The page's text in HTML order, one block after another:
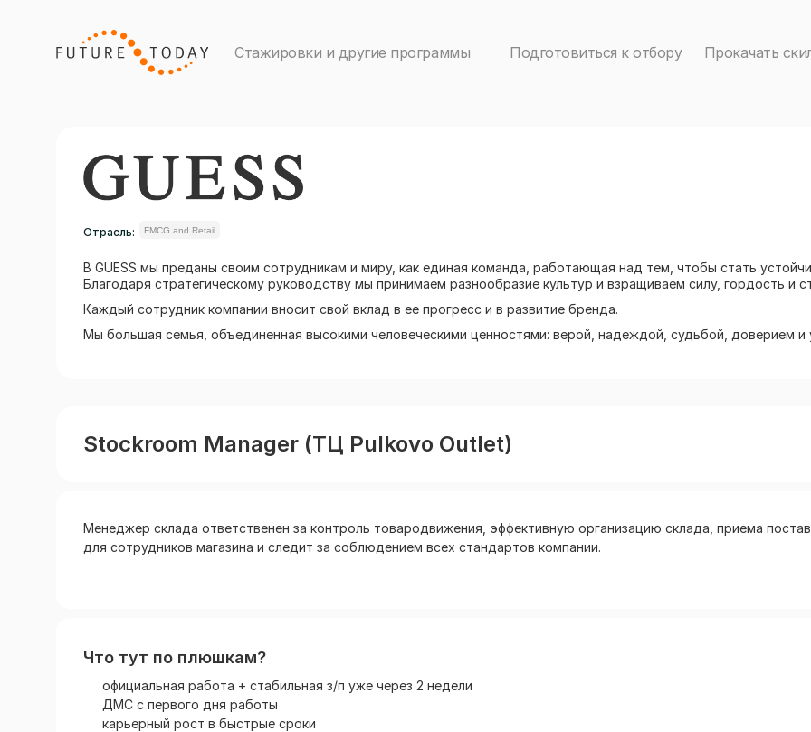
Стажировки и другие программы Подготовиться к отбору Прокачать
Отрасль: FMCG and Retail
В GUESS мы преданы своим сотрудникам и миру, как единая команда, работающая над тем, чтобы стать
Благодаря стратегическому руководству мы принимаем разнообразие культур и взращиваем силу, гордость и
Каждый сотрудник компании вносит свой вклад в ее прогресс и в развитие бренда.
Мы большая семья, объединенная высокими человеческими ценностями: верой, надеждой, судьбой, доверием и
Stockroom Manager (ТЦ Pulkovo Outlet)
Менеджер склада ответственен за контроль товародвижения, эффективную организацию склада, приема
для сотрудников магазина и следит за соблюдением всех стандартов компании.
Что тут по плюшкам?
официальная работа + стабильная з/п уже через 2 недели
ДМС с первого дня работы
карьерный рост в быстрые сроки